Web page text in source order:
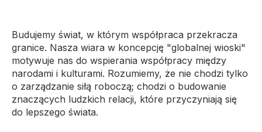
Budujemy świat, w którym współpraca przekracza
granice. Nasza wiara w koncepcję "globalnej wioski"
motywuje nas do wspierania współpracy między
narodami i kulturami. Rozumiemy, że nie chodzi tylko
o zarządzanie siłą roboczą; chodzi o budowanie
znaczących ludzkich relacji, które przyczyniają się
do lepszego świata.